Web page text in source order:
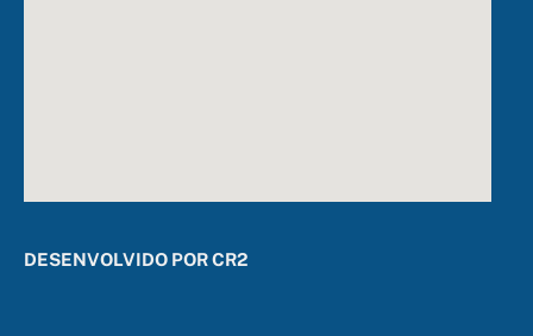
DESENVOLVIDO POR CR2